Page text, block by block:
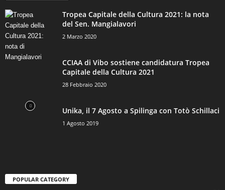
Tropea Capitale della Cultura 2021: la nota
del Sen. Mangialavori
2 Marzo 2020
CCIAA di Vibo sostiene candidatura Tropea
Capitale della Cultura 2021
28 Febbraio 2020
Unika, il 7 Agosto a Spilinga con Totò Schillaci
1 Agosto 2019
POPULAR CATEGORY